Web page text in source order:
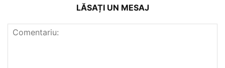
LĂSAȚI UN MESAJ